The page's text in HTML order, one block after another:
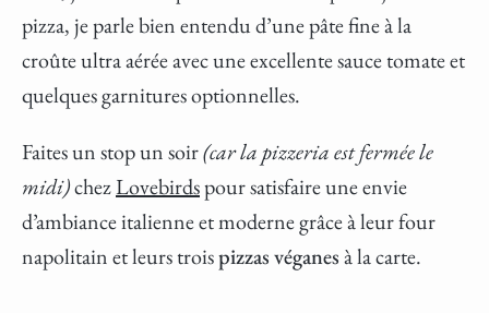
pizza, je parle bien entendu d’une pâte fine à la
croûte ultra aérée avec une excellente sauce tomate et
quelques garnitures optionnelles.
Faites un stop un soir(car la pizzeria est fermée le
midi)chezLovebirdspour satisfaire une envie
d’ambiance italienne et moderne grâce à leur four
napolitain et leurs troispizzas véganesà la carte.